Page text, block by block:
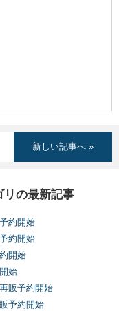
新しい記事へ »
リの最新記事
約開始
約開始
開始
始
販予約開始
予約開始